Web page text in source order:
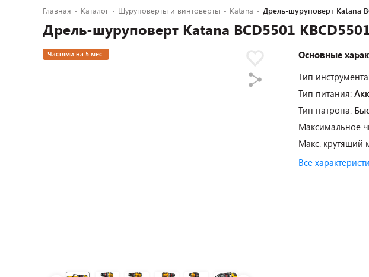
Главная Каталог Шуруповерты и винтоверты Katana Дрель-шуруповерт Katana
Дрель-шуруповерт Katana BCD5501
Частями на 5 мес.
Основные
Тип
Тип питания:
Тип патрона:
Максимальное
Макс. крутящий
Все